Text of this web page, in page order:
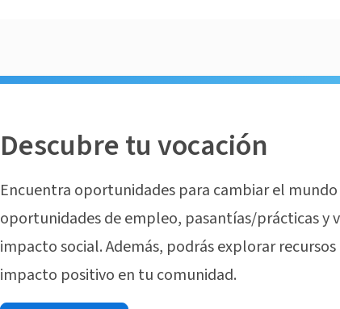
Descubre tu vocación
Encuentra oportunidades para cambiar el
oportunidades de empleo, pasantías/prácticas y
impacto social. Además, podrás explorar
impacto positivo en tu comunidad.